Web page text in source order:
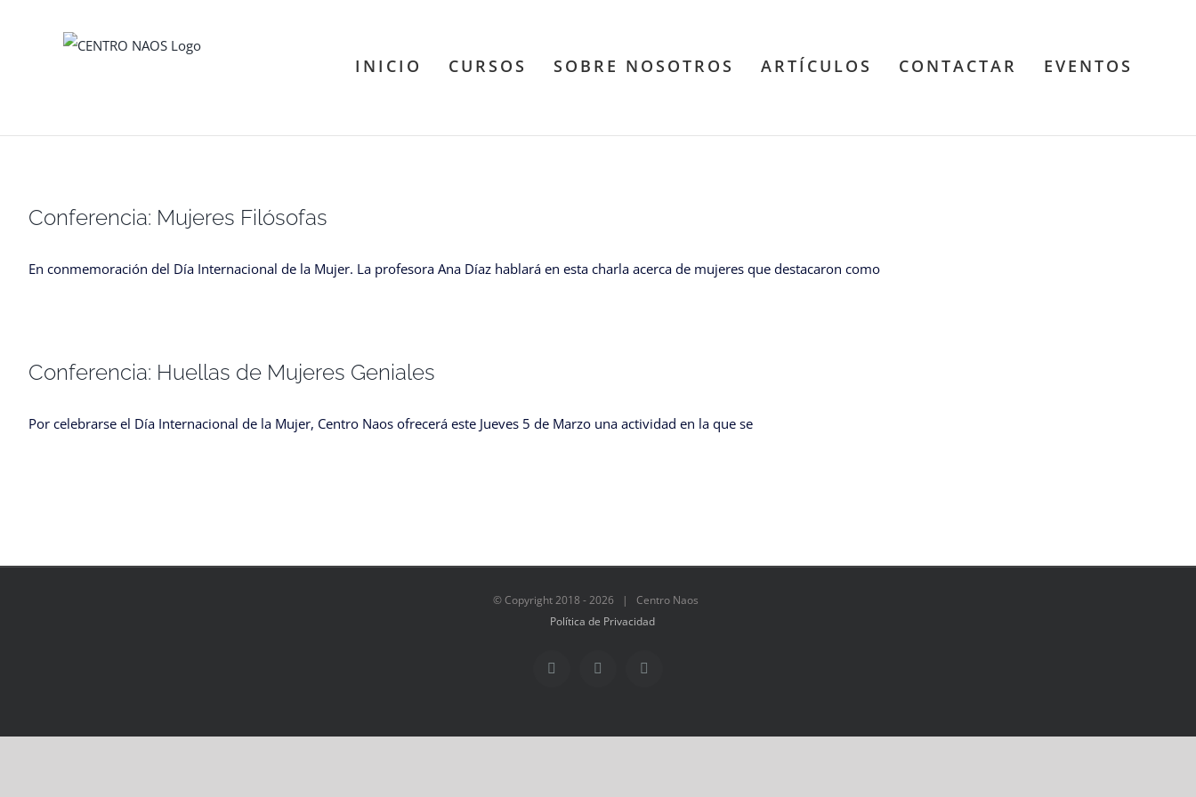
INICIO CURSOS SOBRE NOSOTROS ARTÍCULOS CONTACTAR EVENTOS
Conferencia: Mujeres Filósofas
En conmemoración del Día Internacional de la Mujer. La profesora Ana Díaz hablará en esta charla acerca de mujeres que destacaron como
Conferencia: Huellas de Mujeres Geniales
Por celebrarse el Día Internacional de la Mujer, Centro Naos ofrecerá este Jueves 5 de Marzo una actividad en la que se
© Copyright 2018 -2026 | Centro Naos
Política de Privacidad
Facebook Twitter